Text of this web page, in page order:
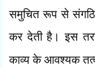
समुचित रूप से
कर देती है। इस
काव्य के आवश्यक